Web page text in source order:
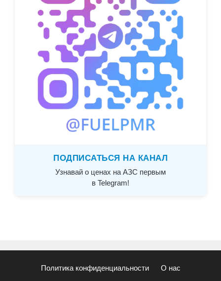
ПОДПИСАТЬСЯ НА КАНАЛ
Узнавай о ценах на АЗС первым
в Telegram!
Политика конфиденциальности О нас